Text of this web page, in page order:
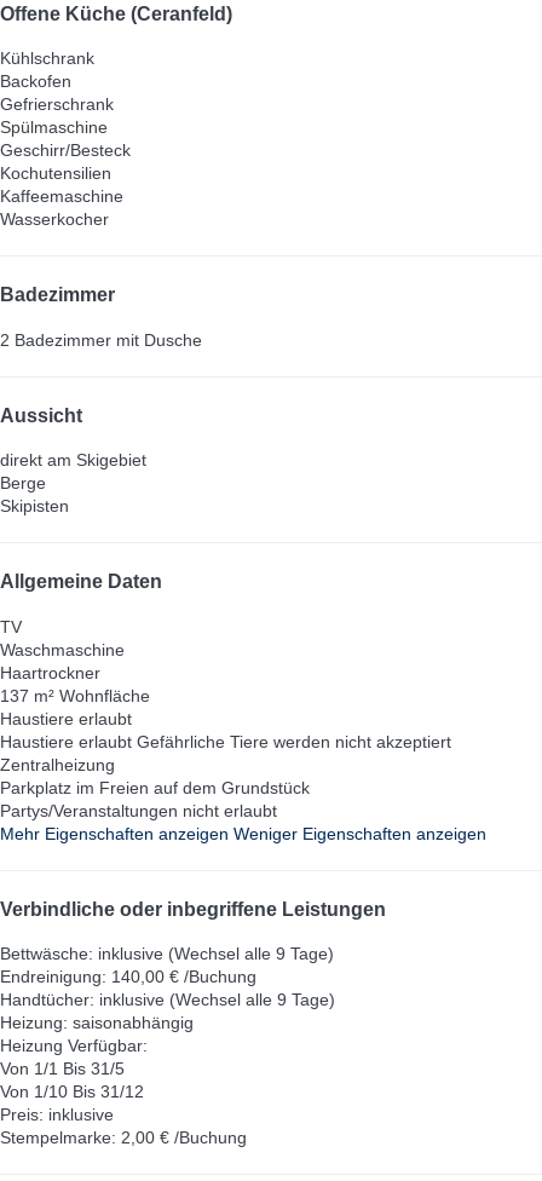
Offene Küche (Ceranfeld)
Kühlschrank
Backofen
Gefrierschrank
Spülmaschine
Geschirr/Besteck
Kochutensilien
Kaffeemaschine
Wasserkocher
Badezimmer
2 Badezimmer mit Dusche
Aussicht
direkt am Skigebiet
Berge
Skipisten
Allgemeine Daten
TV
Waschmaschine
Haartrockner
137 m² Wohnfläche
Haustiere erlaubt
Haustiere erlaubt Gefährliche Tiere werden nicht akzeptiert
Zentralheizung
Parkplatz im Freien auf dem Grundstück
Partys/Veranstaltungen nicht erlaubt
Mehr Eigenschaften anzeigen Weniger Eigenschaften anzeigen
Verbindliche oder inbegriffene Leistungen
Bettwäsche: inklusive (Wechsel alle 9 Tage)
Endreinigung: 140,00 € /Buchung
Handtücher: inklusive (Wechsel alle 9 Tage)
Heizung: saisonabhängig
Heizung Verfügbar:
Von 1/1 Bis 31/5
Von 1/10 Bis 31/12
Preis: inklusive
Stempelmarke: 2,00 € /Buchung